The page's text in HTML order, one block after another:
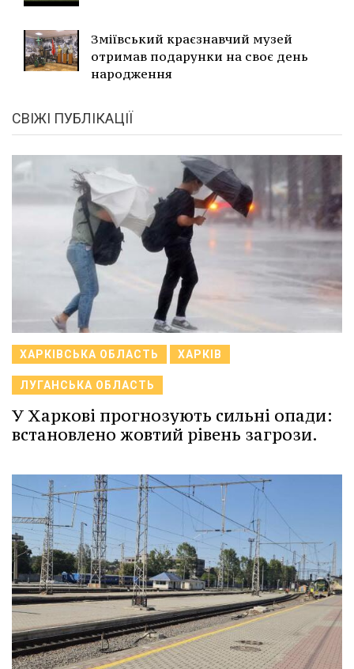
Зміївський краєзнавчий музей
отримав подарунки на своє день
народження
СВІЖІ ПУБЛІКАЦІЇ
ХАРКІВСЬКА ОБЛАСТЬ ХАРКІВ
ЛУГАНСЬКА ОБЛАСТЬ
У Харкові прогнозують сильні опади:
встановлено жовтий рівень загрози.